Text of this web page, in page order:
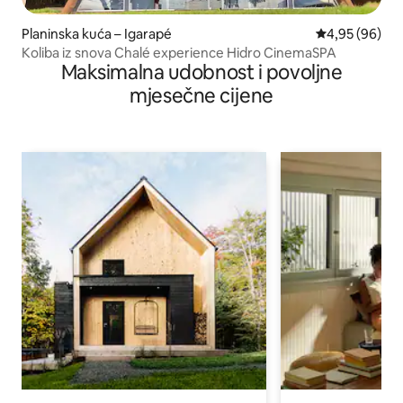
Planinska kuća – Igarapé Prosječna
4,95 (96)
Koliba iz snova Chalé experience Hidro CinemaSPA
Maksimalna udobnost i povoljne
mjesečne cijene